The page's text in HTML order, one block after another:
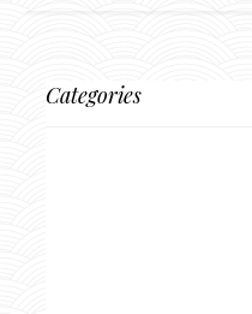
Categories